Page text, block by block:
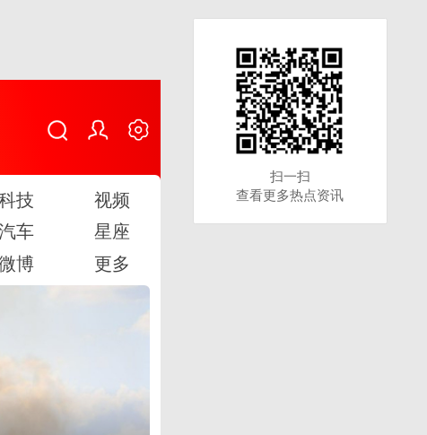
技
视频
车
星座
博 更多
扫一扫
查看更多热点资讯
扫一扫
查看更多热点资讯